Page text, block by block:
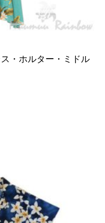
・ホルター・ミドル